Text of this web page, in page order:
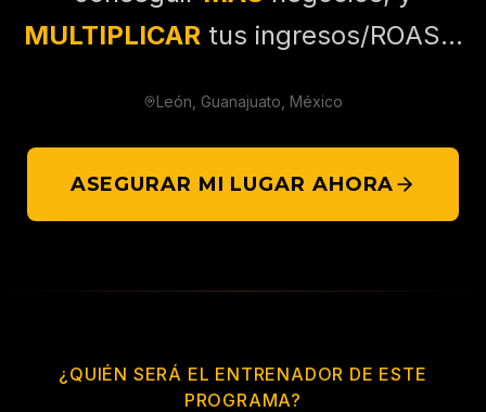
MULTIPLICARtus ingresos/ROAS...
León, Guanajuato, México
ASEGURAR MI LUGAR AHORA
¿QUIÉN SERÁ EL ENTRENADOR DE ESTE
PROGRAMA?